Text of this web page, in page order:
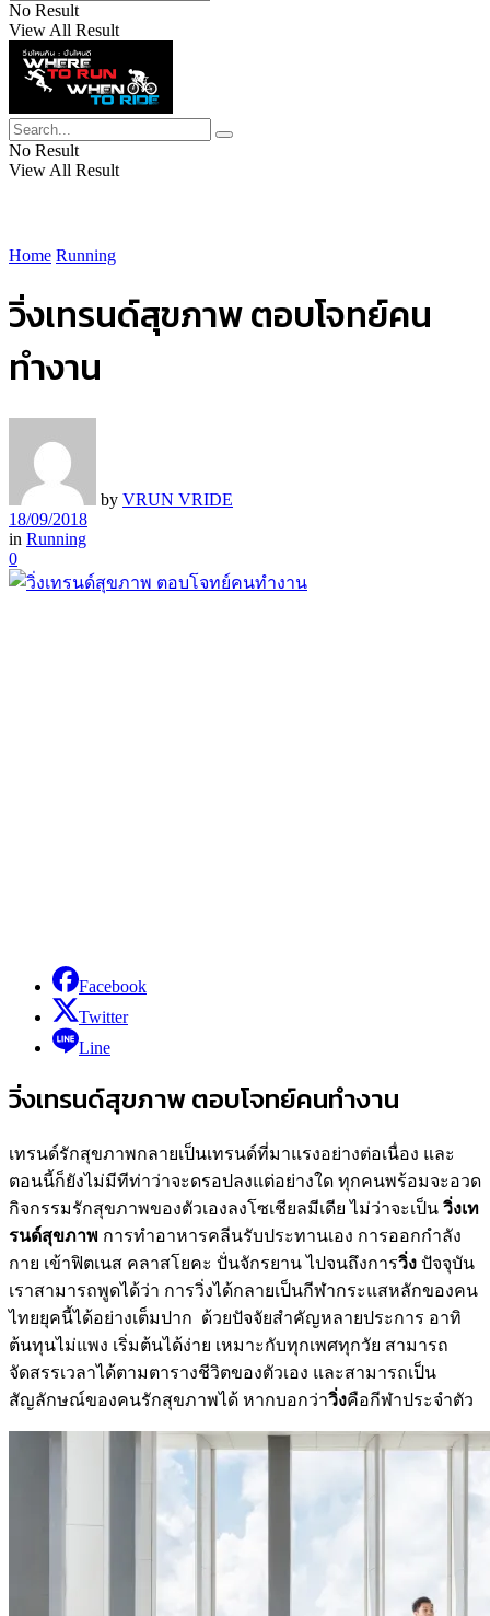
No Result
View All Result
No Result
View All Result
Home Running
วิ่งเทรนด์สุขภาพ ตอบโจทย์คน
ทำงาน
by VRUN VRIDE
18/09/2018
in Running
0
Facebook
Twitter
Line
วิ่งเทรนด์สุขภาพ ตอบโจทย์คนทำงาน
เทรนด์รักสุขภาพกลายเป็นเทรนด์ที่มาแรงอย่างต่อเนื่อง และ
ตอนนี้ก็ยังไม่มีทีท่าว่าจะดรอปลงแต่อย่างใด ทุกคนพร้อมจะอวด
กิจกรรมรักสุขภาพของตัวเองลงโซเชียลมีเดีย ไม่ว่าจะเป็น วิ่งเท
รนด์สุขภาพ การทำอาหารคลีนรับประทานเอง การออกกำลัง
กาย เข้าฟิตเนส คลาสโยคะ ปั่นจักรยาน ไปจนถึงการวิ่ง ปัจจุบัน
เราสามารถพูดได้ว่า การวิ่งได้กลายเป็นกีฬากระแสหลักของคน
ไทยยุคนี้ได้อย่างเต็มปาก ด้วยปัจจัยสำคัญหลายประการ อาทิ
ต้นทุนไม่แพง เริ่มต้นได้ง่าย เหมาะกับทุกเพศทุกวัย สามารถ
จัดสรรเวลาได้ตามตารางชีวิตของตัวเอง และสามารถเป็น
สัญลักษณ์ของคนรักสุขภาพได้ หากบอกว่าวิ่งคือกีฬาประจำตัว